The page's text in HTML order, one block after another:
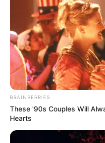
Colprensa
Museos en Bogotá
Por:Anthonny José
Octubre 25, 2025
BRAINBERRIES
These '90s Couples Will
Hearts